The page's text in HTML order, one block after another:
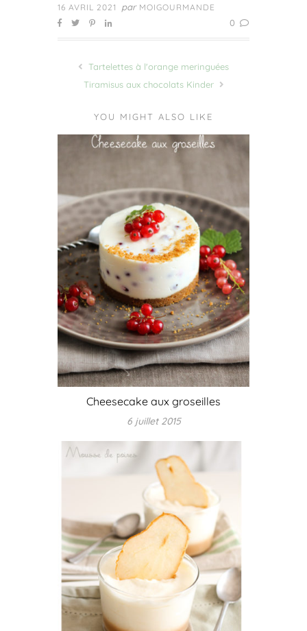
16 AVRIL 2021 par MOIGOURMANDE
0
Tartelettes à l'orange meringuées
Tiramisus aux chocolats Kinder
YOU MIGHT ALSO LIKE
Cheesecake aux groseilles
6 juillet 2015